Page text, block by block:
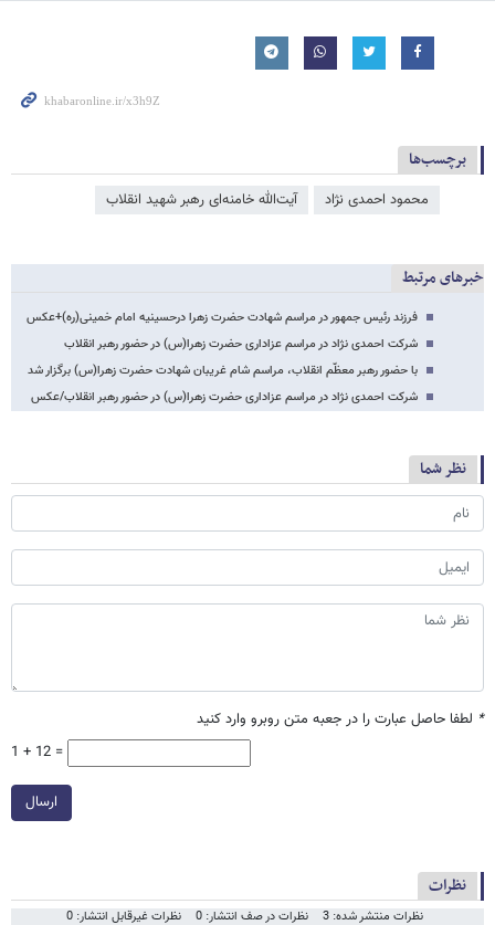
برچسب‌ها
محمود احمدی ‌نژاد آیت‌الله خامنه‌ای رهبر شهید انقلاب
خبرهای مرتبط
فرزند رئیس جمهور در مراسم شهادت حضرت زهرا درحسینیه امام خمینی(ره)+عکس
شرکت احمدی نژاد در مراسم عزاداری حضرت زهرا(س) در حضور رهبر انقلاب
با حضور رهبر معظّم انقلاب، مراسم شام غریبان شهادت حضرت زهرا(س) برگزار شد
شرکت احمدی نژاد در مراسم عزاداری حضرت زهرا(س) در حضور رهبر انقلاب/عکس
نظر شما
* لطفا حاصل عبارت را در جعبه متن روبرو وارد کنید
1 + 12 =
ارسال
نظرات
نظرات منتشر شده: 3 نظرات در صف انتشار: 0 نظرات غیرقابل انتشار: 0